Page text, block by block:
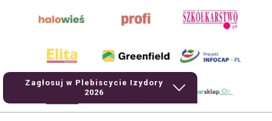
Zagłosuj w Plebiscycie Izydory
2026